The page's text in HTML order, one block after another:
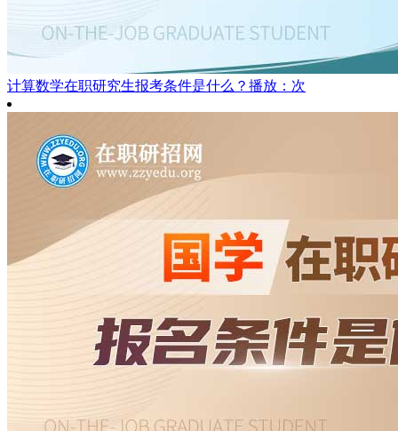
计算数学在职研究生报考条件是什么？ 播放：次